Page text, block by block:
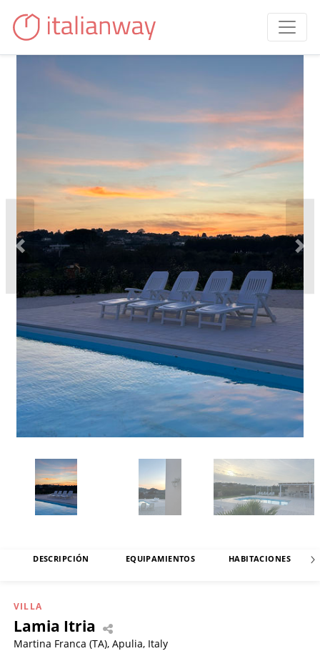
DESCRIPCIÓN EQUIPAMIENTOS HABITACIONES
VILLA
Lamia Itria
Martina Franca (TA), Apulia, Italy